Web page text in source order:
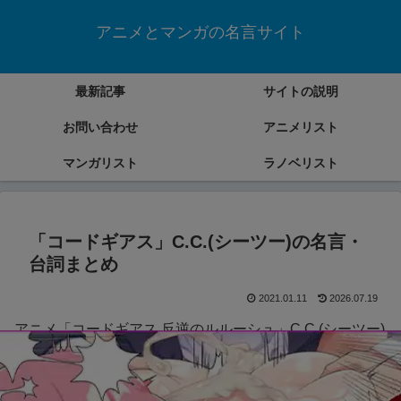
アニメとマンガの名言サイト
最新記事 サイトの説明
お問い合わせ アニメリスト
マンガリスト ラノベリスト
「コードギアス」C.C.(シーツー)の名言・
台詞まとめ
2021.01.11 2026.07.19
アニメ「コードギアス 反逆のルルーシュ」C.C.(シーツー)
の名言・台詞をまとめていきます。